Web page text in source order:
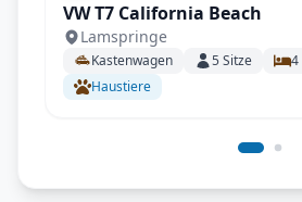
VW T7 California Beach
Lamspringe
Kastenwagen 5Sitze 4
Haustiere